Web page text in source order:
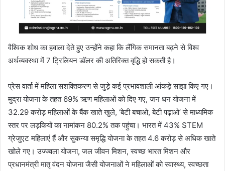
वैश्विक शोध का हवाला देते हुए उन्होंने कहा कि लैंगिक समानता बढ़ने से विश्व
अर्थव्यवस्था में 7 ट्रिलियन डॉलर की अतिरिक्त वृद्धि हो सकती है।
प्रेस वार्ता में महिला सशक्तिकरण से जुड़े कई प्रभावशाली आंकड़े साझा किए गए।
मुद्रा योजना के तहत 69% ऋण महिलाओं को दिए गए, जन धन योजना में
32.29 करोड़ महिलाओं के बैंक खाते खुले, ‘बेटी बचाओ, बेटी पढ़ाओ’ से माध्यमिक
स्तर पर लड़कियों का नामांकन 80.2% तक पहुंचा। भारत में 43% STEM
ग्रेजुएट महिलाएं हैं और सुकन्या समृद्धि योजना के तहत 4.6 करोड़ से अधिक खाते
खोले गए। उज्ज्वला योजना, जल जीवन मिशन, स्वच्छ भारत मिशन और
प्रधानमंत्री मातृ वंदन योजना जैसी योजनाओं ने महिलाओं को स्वास्थ्य, स्वच्छता